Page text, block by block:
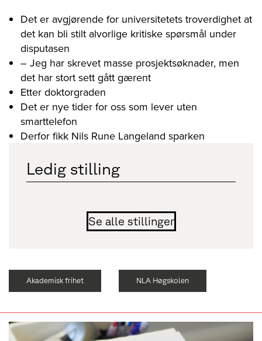
Ledig stilling
Se alle stillinger
Det er avgjørende for universitetets troverdighet at
det kan bli stilt alvorlige kritiske spørsmål under
disputasen
– Jeg har skrevet masse prosjektsøknader, men
det har stort sett gått gærent
Etter doktorgraden
Det er nye tider for oss som lever uten
smarttelefon
Derfor fikk Nils Rune Langeland sparken
Akademisk frihet NLA Høgskolen